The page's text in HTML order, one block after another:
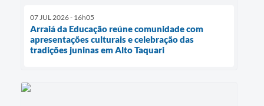
07 JUL 2026 - 16h05
Arraiá da Educação reúne comunidade com
apresentações culturais e celebração das
tradições juninas em Alto Taquari